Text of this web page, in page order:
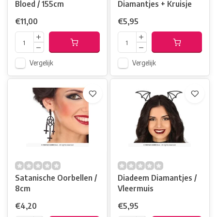
Bloed / 155cm
€11,00
Vergelijk
Diamantjes + Kruisje
€5,95
Vergelijk
Satanische Oorbellen /
8cm
€4,20
Diadeem Diamantjes /
Vleermuis
€5,95